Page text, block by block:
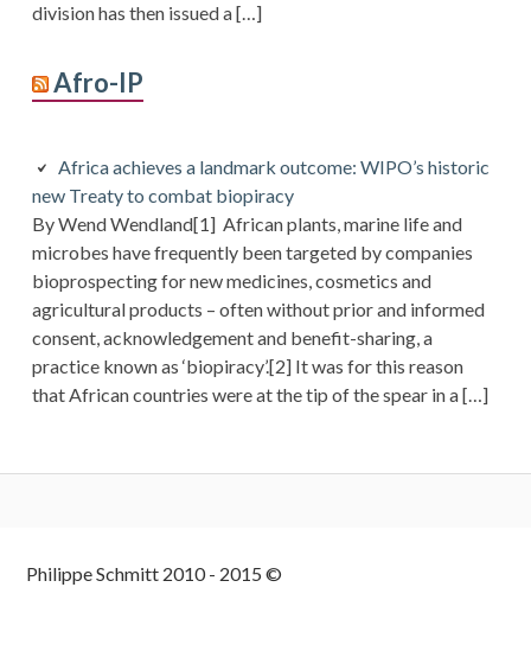
division has then issued a […]
Afro-IP
Africa achieves a landmark outcome: WIPO’s historic
new Treaty to combat biopiracy
By Wend Wendland[1] African plants, marine life and
microbes have frequently been targeted by companies
bioprospecting for new medicines, cosmetics and
agricultural products – often without prior and informed
consent, acknowledgement and benefit-sharing, a
practice known as ‘biopiracy’.[2] It was for this reason
that African countries were at the tip of the spear in a […]
Colonne
Philippe Schmitt 2010 - 2015 ©